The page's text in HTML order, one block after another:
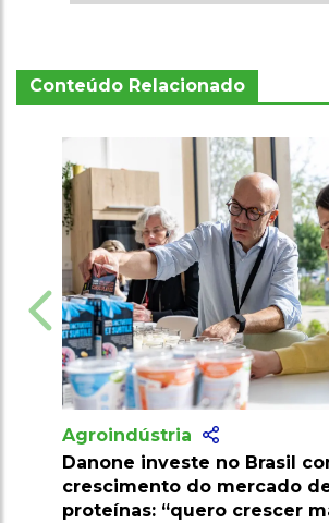
Conteúdo Relacionado
mais que a
Agroindústria
Pesquisa
resistente a pragas
econômico